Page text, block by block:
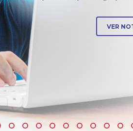
VER